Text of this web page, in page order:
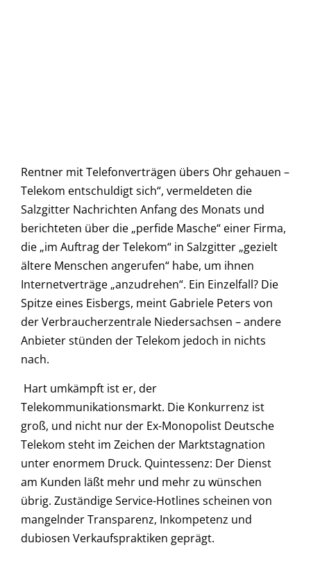
Rentner mit Telefonverträgen übers Ohr gehauen –
Telekom entschuldigt sich“, vermeldeten die
Salzgitter Nachrichten Anfang des Monats und
berichteten über die „perfide Masche“ einer Firma,
die „im Auftrag der Telekom“ in Salzgitter „gezielt
ältere Menschen angerufen“ habe, um ihnen
Internetverträge „anzudrehen“. Ein Einzelfall? Die
Spitze eines Eisbergs, meint Gabriele Peters von
der Verbraucherzentrale Niedersachsen – andere
Anbieter stünden der Telekom jedoch in nichts
nach.
Hart umkämpft ist er, der
Telekommunikationsmarkt. Die Konkurrenz ist
groß, und nicht nur der Ex-Monopolist Deutsche
Telekom steht im Zeichen der Marktstagnation
unter enormem Druck. Quintessenz: Der Dienst
am Kunden läßt mehr und mehr zu wünschen
übrig. Zuständige Service-Hotlines scheinen von
mangelnder Transparenz, Inkompetenz und
dubiosen Verkaufspraktiken geprägt.